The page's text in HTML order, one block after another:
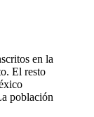
en la
. El resto
población